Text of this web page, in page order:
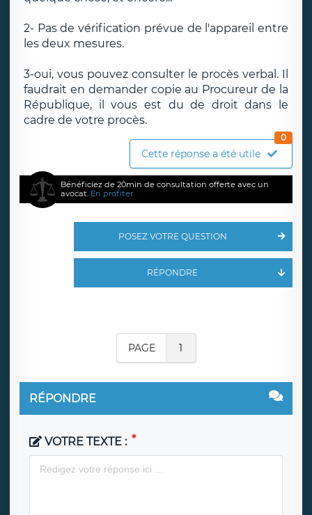
2- Pas de vérification prévue de l'appareil entre
les deux mesures.
3-oui, vous pouvez consulter le procès verbal. Il
faudrait en demander copie au Procureur de la
République, il vous est du de droit dans le
cadre de votre procès.
Cette réponse a été utile
0
Bénéficiez de 20min de consultation offerte avec un
avocat. En profiter
POSEZ VOTRE QUESTION
RÉPONDRE
PAGE 1
RÉPONDRE
VOTRE TEXTE :